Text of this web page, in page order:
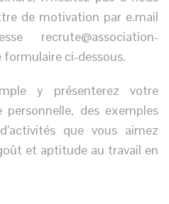
de motivation par e.mail
recrute@association-
formulaire ci-dessous.
y présenterez votre
des exemples
que vous aimez
et aptitude au travail en